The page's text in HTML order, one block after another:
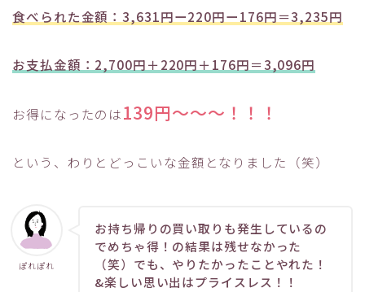
食べられた金額：3,631円ー220円ー176円＝3,235円
お支払金額：2,700円＋220円＋176円＝3,096円
お得になったのは139円～～～！！！
という、わりとどっこいな金額となりました（笑）
ぽれぽれ
お持ち帰りの買い取りも発生しているの
でめちゃ得！の結果は残せなかった
（笑）でも、やりたかったことやれた！
&楽しい思い出はプライスレス！！